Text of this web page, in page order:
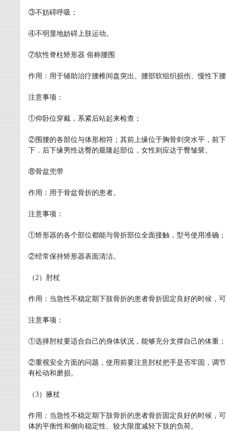
③不妨碍呼吸；
④不明显地妨碍上肢运动。
⑦软性脊柱矫形器 俗称腰围
作用：用于辅助治疗腰椎间盘突出、腰部软组织损伤、慢性下
注意事项：
①仰卧位穿戴，系紧后站起来检查；
②围腰的各部位与体形相符；其前上缘位于胸骨剑突水平，前
下．后下缘男性达臀的最隆起部位，女性则应达于臀皱襞。
⑧骨盆兜带
作用：用于骨盆骨折的患者。
注意事项：
①矫形器的各个部位都能与骨折部位全面接触，型号使用准确；
②经常保持矫形器表面清洁。
（2）肘杖
作用：当急性不稳定期下肢骨折的患者骨折固定良好的时候，
注意事项：
①选择肘杖要适合自己的身体状况，能够充分支撑自己的体重；
②重视安全方面的问题，使用前要注意肘杖把手是否牢固，调
有松动和磨损。
（3）腋杖
作用：当急性不稳定期下肢骨折的患者骨折固定良好的时候，
体的平衡性和侧向稳定性、较大限度减轻下肢的负荷。